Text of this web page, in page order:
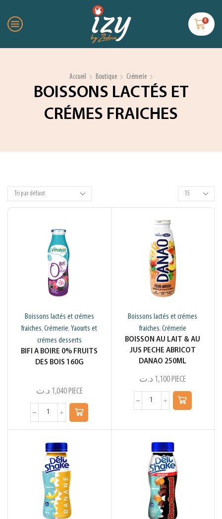
0
Accueil Boutique Crémerie
BOISSONS LACTÉS ET
CRÉMES FRAICHES
Boissons lactés et crémes
fraiches,Crémerie, Yaourts et
crémes desserts
BIFI A BOIRE 0% FRUITS
DES BOIS 160G
1,040 د.ت PIECE
Boissons lactés et crémes
fraiches, Crémerie
BOISSON AU LAIT & AU
JUS PECHE ABRICOT
DANAO 250ML
1,100 د.ت PIECE